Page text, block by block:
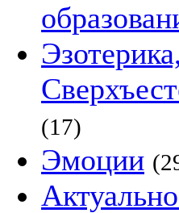
Эзотерика,
(17)
Эмоции